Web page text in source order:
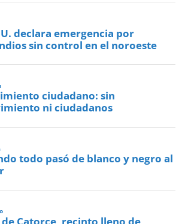
declara emergencia por
sin control en el noroeste
ciudadano: sin
ni ciudadanos
todo pasó de blanco y negro al
de Catorce, recinto lleno de